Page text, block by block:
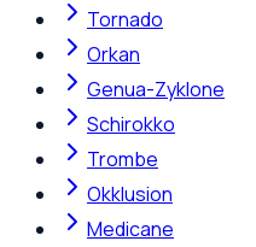
Tornado
Orkan
Genua-Zyklone
Schirokko
Trombe
Okklusion
Medicane